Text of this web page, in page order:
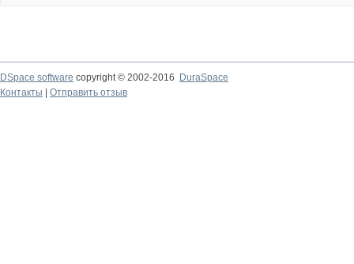
DSpace software copyright © 2002-2016
DuraSpace
Контакты
Отправить отзыв